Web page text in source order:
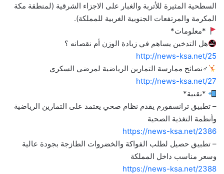
السطحية المثيرة للأتربة والغبار على الاجزاء الشرقية (لمنطقة مكة
المكرمة والمرتفعات الجنوبية الغربية للمملكة).
*معلومات*
هل التدخين يساهم في زيادة الوزن أم نقصانه ؟
http://news-ksa.net/25
‍♂نصائح ممارسة التمارين الرياضية لمرضي السكري
http://news-ksa.net/27
*تقنية*
– تطبيق ترانسفورم يقدم نظام صحي يعتمد على التمارين الرياضية
وأنظمة التغذية الصحية
https://news-ksa.net/2386
– تطبيق حصيل لطلب الفواكة والخضروات الطازجة بجودة عالية
وسعر مناسب داخل المملكة
https://news-ksa.net/2388